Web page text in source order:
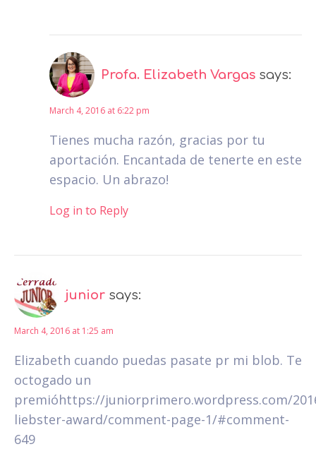
Profa. Elizabeth Vargas says:
March 4, 2016 at 6:22 pm
Tienes mucha razón, gracias por tu
aportación. Encantada de tenerte en este
espacio. Un abrazo!
Log in to Reply
junior says:
March 4, 2016 at 1:25 am
Elizabeth cuando puedas pasate pr mi blob. Te
octogado un
premióhttps://juniorprimero.wordpress.com/
liebster-award/comment-page-1/#comment-
649